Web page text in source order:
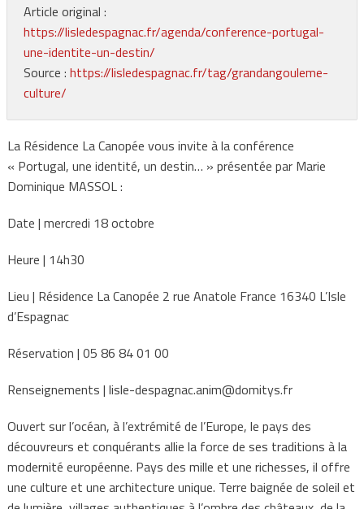
Article original :
https://lisledespagnac.fr/agenda/conference-portugal-
une-identite-un-destin/
Source : https://lisledespagnac.fr/tag/grandangouleme-
culture/
La Résidence La Canopée vous invite à la conférence
« Portugal, une identité, un destin… » présentée par Marie
Dominique MASSOL :
Date | mercredi 18 octobre
Heure | 14h30
Lieu | Résidence La Canopée 2 rue Anatole France 16340 L’Isle
d’Espagnac
Réservation | 05 86 84 01 00
Renseignements | lisle-despagnac.anim@domitys.fr
Ouvert sur l’océan, à l’extrémité de l’Europe, le pays des
découvreurs et conquérants allie la force de ses traditions à la
modernité européenne. Pays des mille et une richesses, il offre
une culture et une architecture unique. Terre baignée de soleil et